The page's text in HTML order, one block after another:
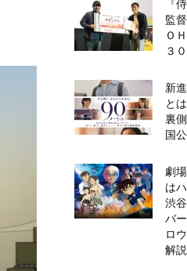
『
監
Ｏ
３
新
と
裏
国
劇
は
渋
バ
ロ
解説